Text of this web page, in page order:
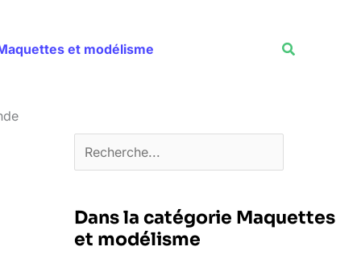
et modélisme
Dans la catégorie Maquettes
et modélisme